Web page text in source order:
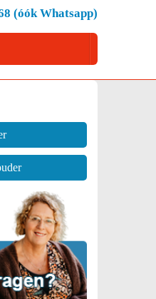
(óók Whatsapp)